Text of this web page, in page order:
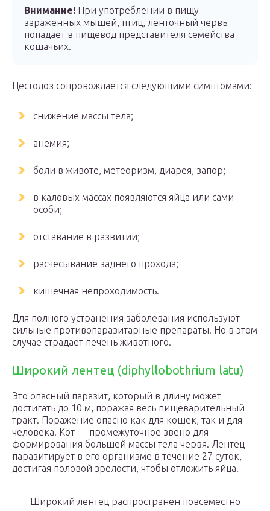
Внимание! При употреблении в пищу
зараженных мышей, птиц, ленточный червь
попадает в пищевод представителя семейства
кошачьих.
Цестодоз сопровождается следующими симптомами:
снижение массы тела;
анемия;
боли в животе, метеоризм, диарея, запор;
в каловых массах появляются яйца или сами
особи;
отставание в развитии;
расчесывание заднего прохода;
кишечная непроходимость.
Для полного устранения заболевания используют
сильные противопаразитарные препараты. Но в этом
случае страдает печень животного.
Широкий лентец (diphyllobothrium latu)
Это опасный паразит, который в длину может
достигать до 10 м, поражая весь пищеварительный
тракт. Поражение опасно как для кошек, так и для
человека. Кот — промежуточное звено для
формирования большей массы тела червя. Лентец
паразитирует в его организме в течение 27 суток,
достигая половой зрелости, чтобы отложить яйца.
Широкий лентец распространен повсеместно